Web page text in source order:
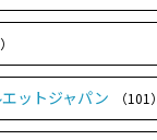
ットジャパン （101）